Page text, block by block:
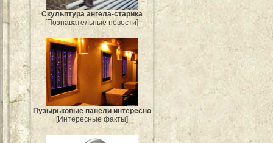
Скульптура ангела-старика
[Познавательные новости]
Пузырьковые панели интересно
[Интересные факты]